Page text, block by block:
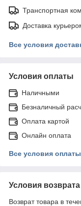
Транспортная
Доставка
Все условия
Условия оплаты
Наличными
Безналичный
Оплата картой
Онлайн оплата
Все условия оплаты
Условия возврата
Возврат товара в